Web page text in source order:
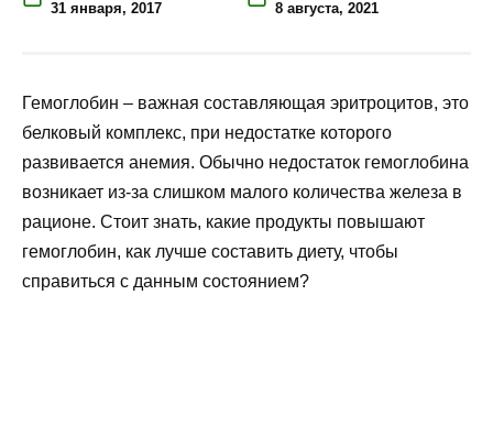
31 января, 2017 8 августа, 2021
Гемоглобин – важная составляющая эритроцитов, это
белковый комплекс, при недостатке которого
развивается анемия. Обычно недостаток гемоглобина
возникает из-за слишком малого количества железа в
рационе. Стоит знать, какие продукты повышают
гемоглобин, как лучше составить диету, чтобы
справиться с данным состоянием?